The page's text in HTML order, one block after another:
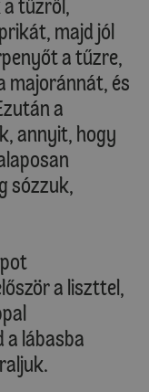
tűzről,
majd jól
a tűzre,
majoránnát, és
a
annyit, hogy
sózzuk,
a liszttel,
a lábasba